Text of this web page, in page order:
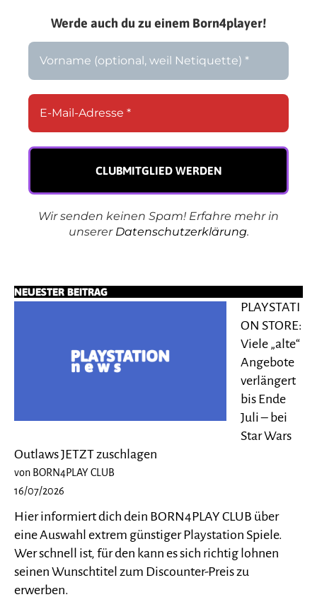
Werde auch du zu einem Born4player!
Wir senden keinen Spam! Erfahre mehr in
unserer Datenschutzerklärung.
NEUESTER BEITRAG
PLAYSTATI
ON STORE:
Viele „alte“
Angebote
verlängert
bis Ende
Juli – bei
Star Wars
Outlaws JETZT zuschlagen
von BORN4PLAY CLUB
16/07/2026
Hier informiert dich dein BORN4PLAY CLUB über
eine Auswahl extrem günstiger Playstation Spiele.
Wer schnell ist, für den kann es sich richtig lohnen
seinen Wunschtitel zum Discounter-Preis zu
erwerben.